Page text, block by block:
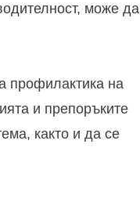
може да
профилактика на
и препоръките
както и да се